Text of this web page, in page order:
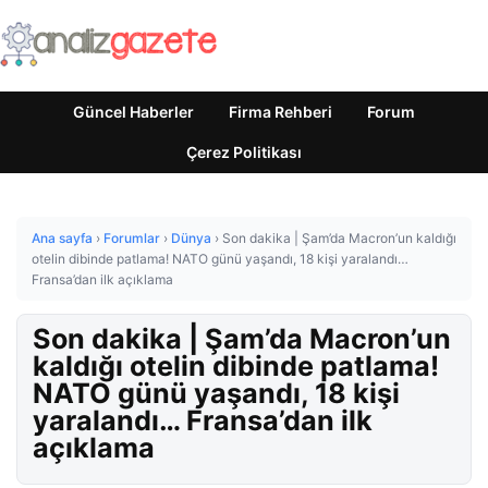
Güncel Haberler Firma Rehberi Forum
Çerez Politikası
Ana sayfa › Forumlar › Dünya › Son dakika | Şam’da Macron’un kaldığı
otelin dibinde patlama! NATO günü yaşandı, 18 kişi yaralandı…
Fransa’dan ilk açıklama
Son dakika | Şam’da Macron’un
kaldığı otelin dibinde patlama!
NATO günü yaşandı, 18 kişi
yaralandı… Fransa’dan ilk
açıklama